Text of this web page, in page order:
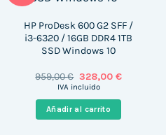
HP ProDesk 600 G2 SFF /
i3-6320 / 16GB DDR4 1TB
SSD Windows 10
959,00€ El
precio
era:
959,00 €.
328,00 €El
es:
328,00 €.
IVA incluido
Añadir al carrito